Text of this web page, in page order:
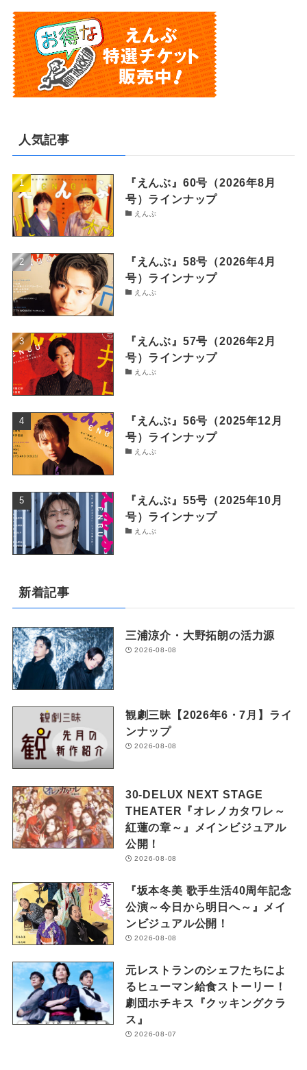
人気記事
『えんぶ』60号（2026年8月
号）ラインナップ
えんぶ
『えんぶ』58号（2026年4月
号）ラインナップ
えんぶ
『えんぶ』57号（2026年2月
号）ラインナップ
えんぶ
『えんぶ』56号（2025年12月
号）ラインナップ
えんぶ
『えんぶ』55号（2025年10月
号）ラインナップ
えんぶ
新着記事
三浦涼介・大野拓朗の活力源
2026-08-08
観劇三昧【2026年6・7月】ライ
ンナップ
2026-08-08
30-DELUX NEXT STAGE
THEATER『オレノカタワレ～
紅蓮の章～』メインビジュアル
公開！
2026-08-08
『坂本冬美 歌手生活40周年記念
公演～今日から明日へ～』メイ
ンビジュアル公開！
2026-08-08
元レストランのシェフたちによ
るヒューマン給食ストーリー！
劇団ホチキス『クッキングクラ
ス』
2026-08-07